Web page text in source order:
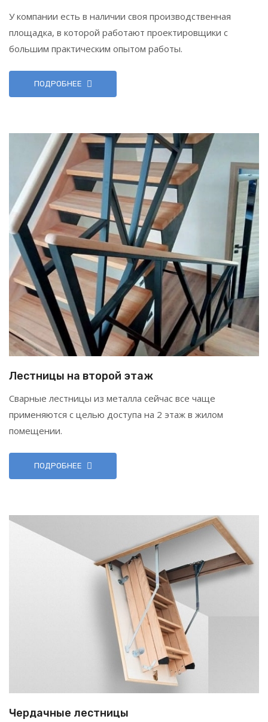
У компании есть в наличии своя производственная
площадка, в которой работают проектировщики с
большим практическим опытом работы.
ПОДРОБНЕЕ
Лестницы на второй этаж
Сварные лестницы из металла сейчас все чаще
применяются с целью доступа на 2 этаж в жилом
помещении.
ПОДРОБНЕЕ
Чердачные лестницы